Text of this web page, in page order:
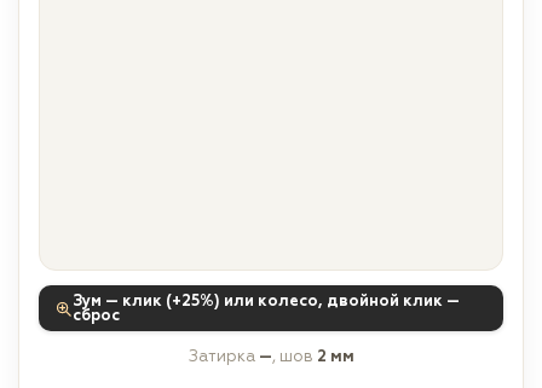
Зум — клик (+25%) или колесо, двойной клик —
сброс
Затирка —, шов 2 мм